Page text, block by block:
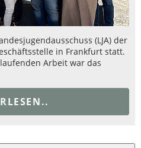
(LJA) der
in Frankfurt statt.
Arbeit war das